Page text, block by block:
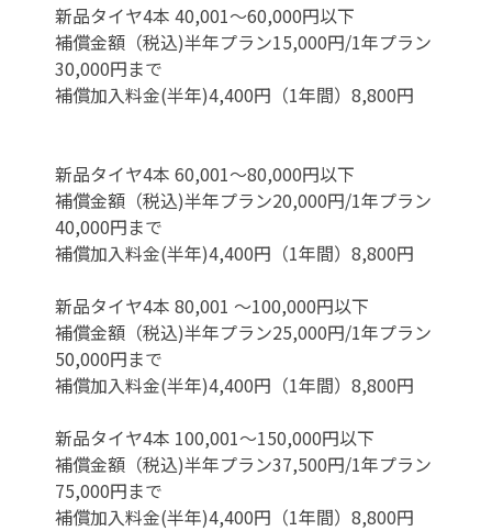
新品タイヤ4本 40,001～60,000円以下
補償金額（税込)半年プラン15,000円/1年プラン
30,000円まで
補償加入料金(半年)4,400円（1年間）8,800円
新品タイヤ4本 60,001～80,000円以下
補償金額（税込)半年プラン20,000円/1年プラン
40,000円まで
補償加入料金(半年)4,400円（1年間）8,800円
新品タイヤ4本 80,001 ～100,000円以下
補償金額（税込)半年プラン25,000円/1年プラン
50,000円まで
補償加入料金(半年)4,400円（1年間）8,800円
新品タイヤ4本 100,001～150,000円以下
補償金額（税込)半年プラン37,500円/1年プラン
75,000円まで
補償加入料金(半年)4,400円（1年間）8,800円